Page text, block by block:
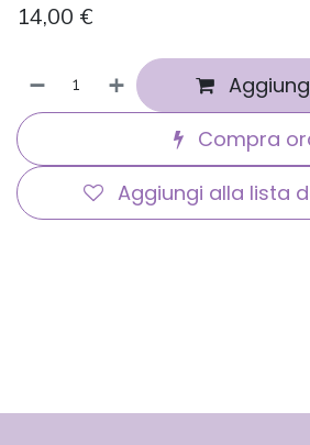
14,00 €
Compra
Aggiungi alla lista